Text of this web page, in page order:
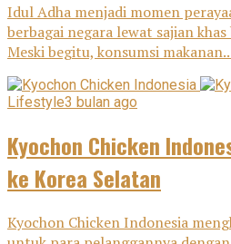
Idul Adha menjadi momen
berbagai negara lewat sajian
Meski begitu, konsumsi
Lifestyle3 bulan ago
Kyochon Chicken
ke Korea Selatan
Kyochon Chicken Indonesia